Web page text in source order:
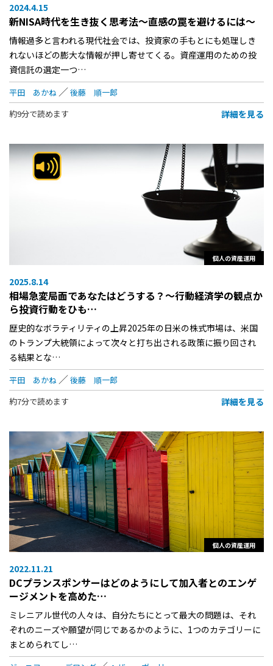
2024.4.15
新NISA時代を生き抜く思考法～直感の罠を避けるには～
情報過多と言われる現代社会では、投資家の手もとにも処理しき
れないほどの膨大な情報が押し寄せてくる。資産運用のための投
資信託の選定一つ…
平田 あかね
後藤 順一郎
約9分で読めます
詳細を見る
個人の資産運用
2025.8.14
相場急変局面であなたはどうする？～行動経済学の観点か
ら投資行動をひも…
歴史的なボラティリティの上昇2025年の日米の株式市場は、米国
のトランプ大統領によって次々と打ち出される政策に振り回され
る結果とな…
平田 あかね
後藤 順一郎
約7分で読めます
詳細を見る
個人の資産運用
2022.11.21
DCプランスポンサーはどのようにして加入者とのエンゲ
ージメントを高めた…
ミレニアル世代の人々は、自分たちにとって最大の問題は、それ
ぞれのニーズや願望が同じであるかのように、1つのカテゴリーに
まとめられてし…